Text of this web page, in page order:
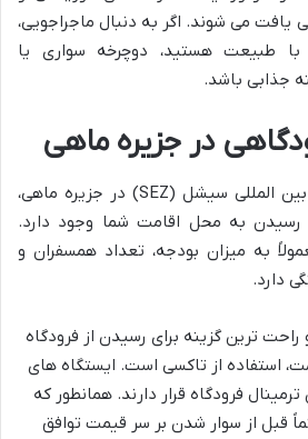
یافت می شوند. اگر به دنبال ماجراجویی،
طبیعت هستید، دوچرخه سواری یا
جذابی باشد.
در جزیره ماهی
پس از فرود در فرودگاه بین المللی سیشل (SEZ) در جزیره ماهی،
رسیدن به محل اقامت شما وجود دارد.
به میزان بودجه، تعداد همسفران و
دارد.
ترین گزینه برای رسیدن از فرودگاه
استفاده از تاکسی است. ایستگاه های
فرودگاه قرار دارند. همانطور که
قبل از سوار شدن بر سر قیمت توافق